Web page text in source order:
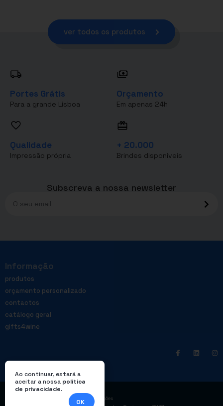
ver todos os produtos
Portes Grátis
Para a grande Lisboa
Orçamento
Em apenas 24h
Qualidade
Impressão própria
+ 20.000
Brindes disponíveis
Subscreva a nossa newsletter
Informação
produtos
orçamento personalizado
contactos
catálogo geral
gifts4wine
Livro de reclamações
Ao continuar, estará a
aceitar a nossa política
de privacidade.
OK